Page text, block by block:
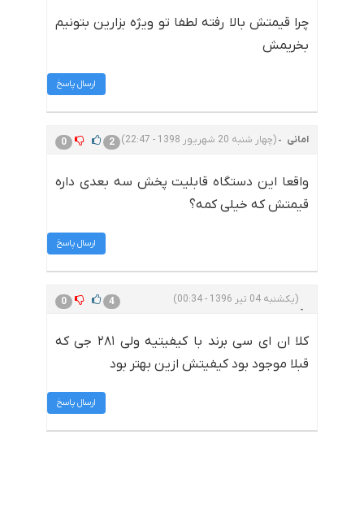
چرا قیمتش بالا رفته لطفا تو ویژه بزارین بتونیم
بخریمش
ارسال پاسخ
امانی (چهار شنبه 20 شهریور 1398 - 22:47) 0 2
واقعا این دستگاه قابلیت پخش سه بعدی داره
قیمتش که خیلی کمه؟
ارسال پاسخ
(یکشنبه 04 تیر 1396 - 00:34) 0 4
کلا ان ای سی برند با کیفیتیه ولی ۲۸۱ جی که
قبلا موجود بود کیفیتش ازین بهتر بود
ارسال پاسخ